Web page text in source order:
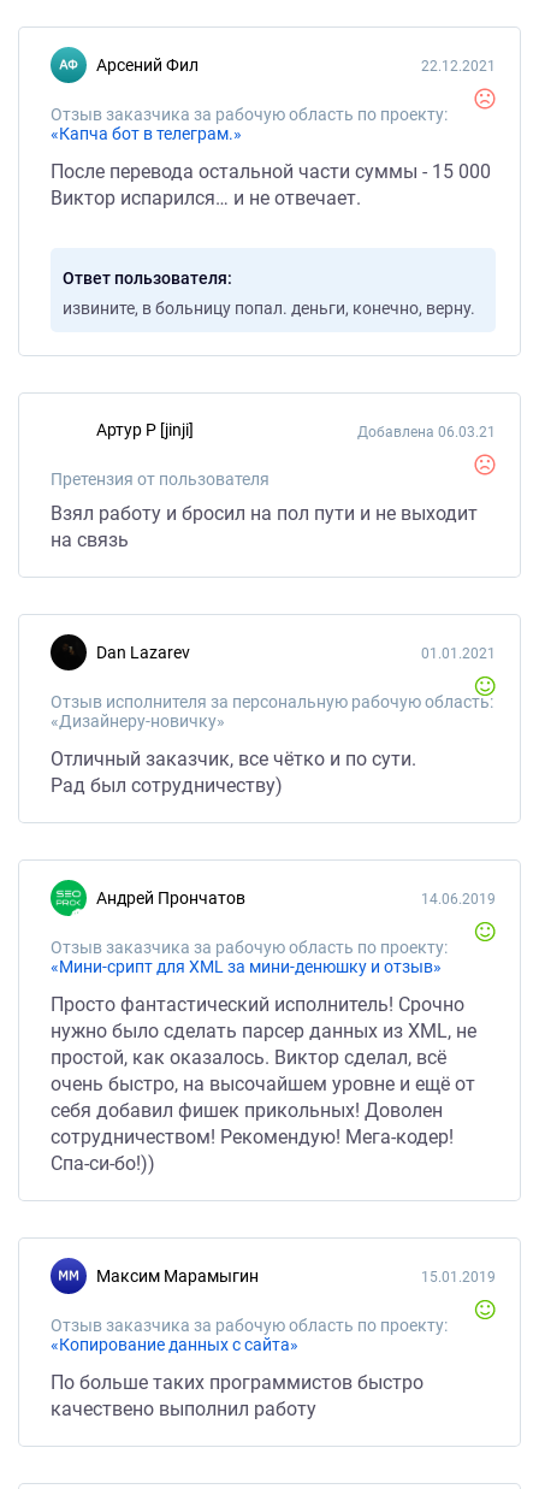
Арсений Фил
Отзыв заказчика за рабочую область по проекту:
«Капча бот в телеграм.»
22.12.2021
После перевода остальной части суммы - 15 000
Виктор испарился… и не отвечает.
Ответ пользователя
извините, в больницу попал. деньги, конечно, верну.
Артур Р [jinji]
Претензия от пользователя
Добавлена 06.03.21
Взял работу и бросил на пол пути и не выходит
на связь
Dan Lazarev
Отзыв исполнителя за персональную рабочую область:
«Дизайнеру-новичку»
01.01.2021
Отличный заказчик, все чётко и по сути.
Рад был сотрудничеству)
Андрей Прончатов
Отзыв заказчика за рабочую область по проекту:
«Мини-срипт для XML за мини-денюшку и отзыв»
14.06.2019
Просто фантастический исполнитель! Срочно
нужно было сделать парсер данных из XML, не
простой, как оказалось. Виктор сделал, всё
очень быстро, на высочайшем уровне и ещё от
себя добавил фишек прикольных! Доволен
сотрудничеством! Рекомендую! Мега-кодер!
Спа-си-бо!))
Максим Марамыгин
Отзыв заказчика за рабочую область по проекту:
«Копирование данных с сайта»
15.01.2019
По больше таких программистов быстро
качествено выполнил работу